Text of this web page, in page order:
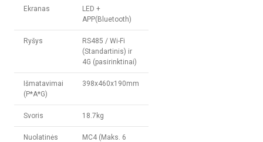
Ekranas
LED +
APP(Bluetooth)
Ryšys
RS485 / Wi-Fi
(Standartinis) ir
4G (pasirinktinai)
Išmatavimai
(P*A*G)
398x460x190mm
Svoris 18.7kg
Nuolatinės
MC4 (Maks. 6